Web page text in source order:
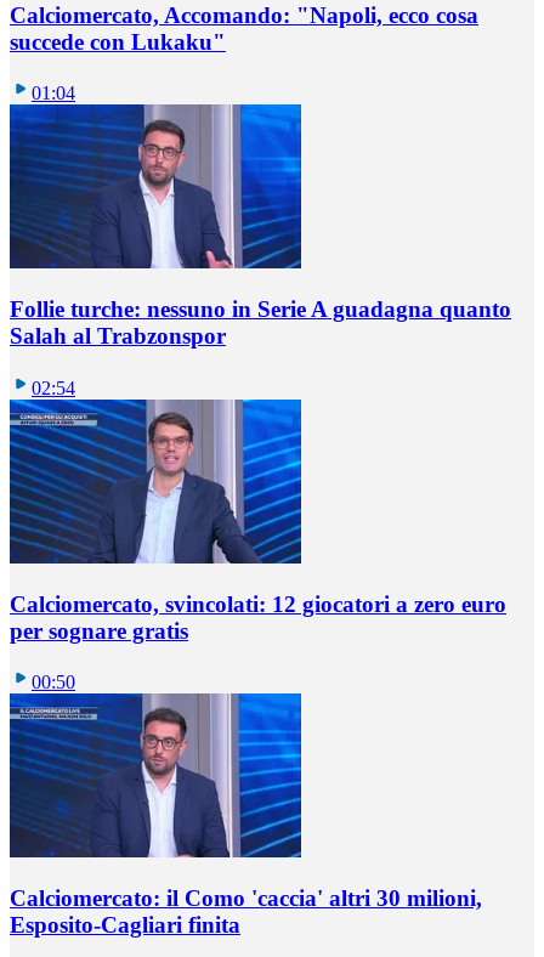
Calciomercato, Accomando: "Napoli, ecco cosa
succede con Lukaku"
01:04
Follie turche: nessuno in Serie A guadagna quanto
Salah al Trabzonspor
02:54
Calciomercato, svincolati: 12 giocatori a zero euro
per sognare gratis
00:50
Calciomercato: il Como 'caccia' altri 30 milioni,
Esposito-Cagliari finita